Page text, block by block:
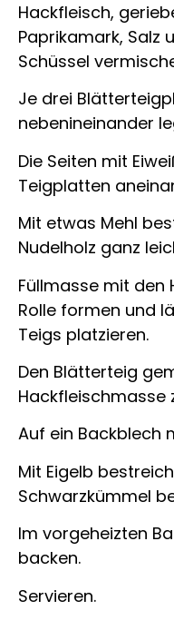
Hackfleisch,
Paprikamark, Salz
Schüssel
Je drei
nebenineinander
Die Seiten mit
Teigplatten
Mit etwas Mehl
Nudelholz ganz
Füllmasse mit den
Rolle formen und
Teigs platzieren.
Den Blätterteig
Hackfleischmasse
Auf ein Backblech
Mit Eigelb
Schwarzkümmel
Im vorgeheizten
backen.
Servieren.